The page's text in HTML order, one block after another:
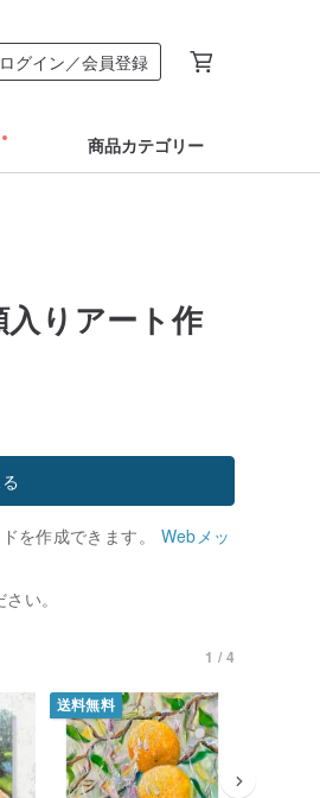
ログイン／会員登録
商品カテゴリー
りアート作
を作成できます。 Webメッ
い。
1 / 4
送料無料